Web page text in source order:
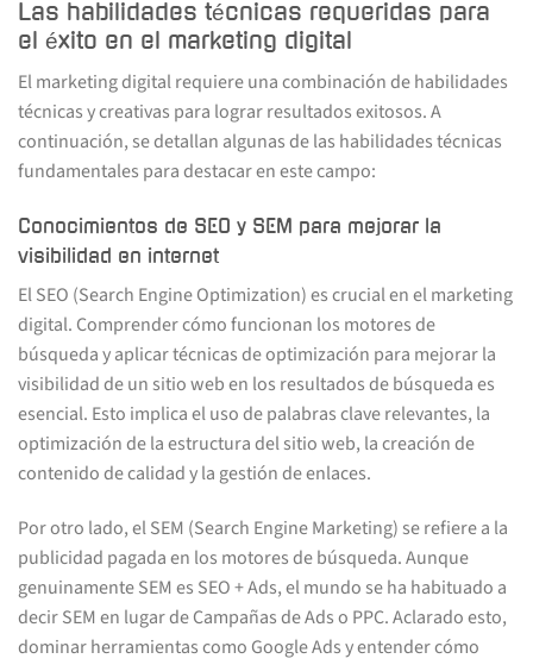
Las habilidades técnicas requeridas para
el éxito en el marketing digital
El marketing digital requiere una combinación de habilidades
técnicas y creativas para lograr resultados exitosos. A
continuación, se detallan algunas de las habilidades técnicas
fundamentales para destacar en este campo:
Conocimientos de SEO y SEM para mejorar la
visibilidad en internet
El SEO (Search Engine Optimization) es crucial en el marketing
digital. Comprender cómo funcionan los motores de
búsqueda y aplicar técnicas de optimización para mejorar la
visibilidad de un sitio web en los resultados de búsqueda es
esencial. Esto implica el uso de palabras clave relevantes, la
optimización de la estructura del sitio web, la creación de
contenido de calidad y la gestión de enlaces.
Por otro lado, el SEM (Search Engine Marketing) se refiere a la
publicidad pagada en los motores de búsqueda. Aunque
genuinamente SEM es SEO + Ads, el mundo se ha habituado a
decir SEM en lugar de Campañas de Ads o PPC. Aclarado esto,
dominar herramientas como Google Ads y entender cómo